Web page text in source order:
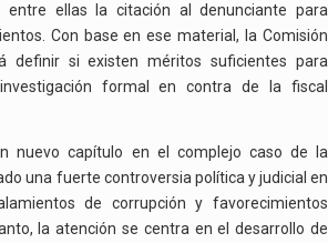
entre ellas la citación al denunciante para
Con base en ese material, la Comisión
definir si existen méritos suficientes para
formal en contra de la fiscal
nuevo capítulo en el complejo caso de la
una fuerte controversia política y judicial en
de corrupción y favorecimientos
la atención se centra en el desarrollo de